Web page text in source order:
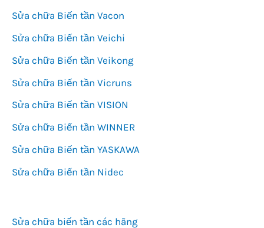
Sửa chữa Biến tần Vacon
Sửa chữa Biến tần Veichi
Sửa chữa Biến tần Veikong
Sửa chữa Biến tần Vicruns
Sửa chữa Biến tần VISION
Sửa chữa Biến tần WINNER
Sửa chữa Biến tần YASKAWA
Sửa chữa Biến tần Nidec
Sửa chữa biến tần các hãng